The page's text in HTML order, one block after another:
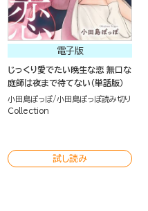
電子版
じっくり愛でたい晩生な恋 無口な
庭師は夜まで待てない（単話版）
小田島ぽっぽ 小田島ぽっぽ読み切り
Collection
試し読み